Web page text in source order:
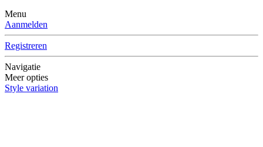
Menu
Aanmelden
Registreren
Navigatie
Meer opties
Style variation